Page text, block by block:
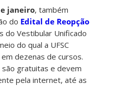
janeiro, também
do Edital de Reopção
do Vestibular Unificado
do qual a UFSC
dezenas de cursos.
gratuitas e devem
pela internet, até as